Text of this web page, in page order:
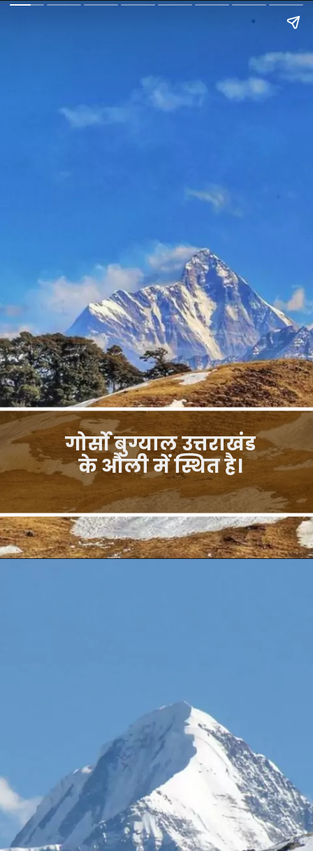
गोर्सो बुग्याल उत्तराखंड
के औली में स्थित है।